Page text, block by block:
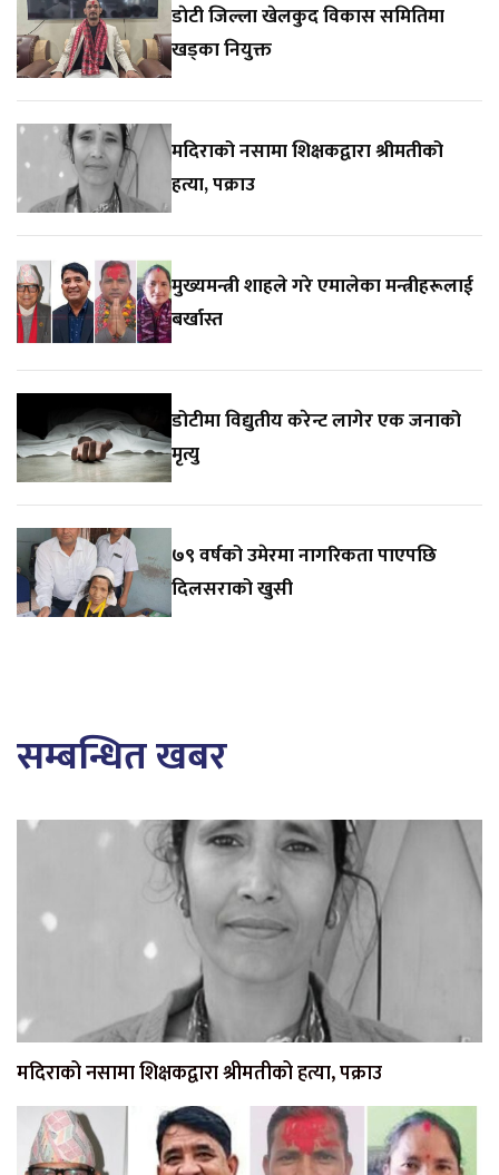
डाेटी जिल्ला खेलकुद विकास समितिमा
खड्का नियुक्त
मदिराको नसामा शिक्षकद्वारा श्रीमतीको
हत्या, पक्राउ
मुख्यमन्त्री शाहले गरे एमालेका मन्त्रीहरूलाई
बर्खास्त
डोटीमा विद्युतीय करेन्ट लागेर एक जनाको
मृत्यु
७९ वर्षको उमेरमा नागरिकता पाएपछि
दिलसराको खुसी
सम्बन्धित खबर
मदिराको नसामा शिक्षकद्वारा श्रीमतीको हत्या, पक्राउ